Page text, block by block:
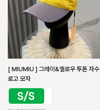
[ MIUMIU ] 그레이&옐로우 투톤 자수
로고 모자